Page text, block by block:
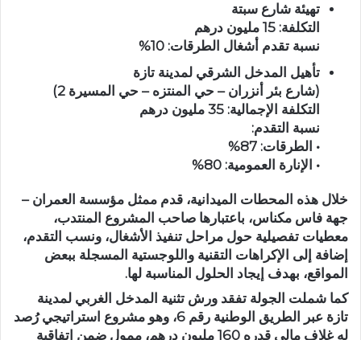
تهيئة شارع سبتة
التكلفة: 15 مليون درهم
نسبة تقدم أشغال الطرقات: 10%
تأهيل المدخل الشرقي لمدينة تازة
(شارع بئر أنزران – حي المنتزه – حي المسيرة 2)
التكلفة الإجمالية: 35 مليون درهم
نسبة التقدم:
• الطرقات: 87%
• الإنارة العمومية: 80%
خلال هذه المحطات الميدانية، قدم ممثل مؤسسة العمران –
جهة فاس مكناس، باعتبارها صاحب المشروع المنتدب،
معطيات تفصيلية حول مراحل تنفيذ الأشغال، ونسب التقدم،
إضافة إلى الإكراهات التقنية واللوجستية المسجلة ببعض
المواقع، بهدف إيجاد الحلول المناسبة لها.
كما شملت الجولة تفقد ورش تثنية المدخل الغربي لمدينة
تازة عبر الطريق الوطنية رقم 6
، وهو مشروع استراتيجي رُصد
له غلاف مالي قدره 160 مليون درهم
، ممول ضمن اتفاقية